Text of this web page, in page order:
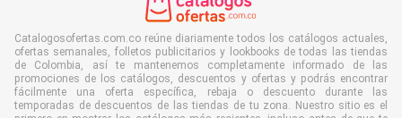
Catalogosofertas.com.co reúne diariamente todos los catálogos actuales,
ofertas semanales, folletos publicitarios y lookbooks de todas las tiendas
de Colombia, así te mantenemos completamente informado de las
promociones de los catálogos, descuentos y ofertas y podrás encontrar
fácilmente una oferta específica, rebaja o descuento durante las
temporadas de descuentos de las tiendas de tu zona. Nuestro sitio es el